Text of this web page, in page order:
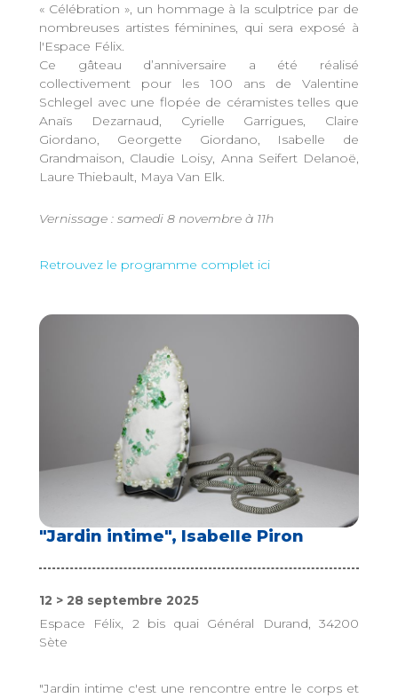
« Célébration », un hommage à la sculptrice par de
nombreuses artistes féminines, qui sera exposé à
l'Espace Félix.
Ce gâteau d’anniversaire a été réalisé
collectivement pour les 100 ans de Valentine
Schlegel avec une flopée de céramistes telles que
Anaïs Dezarnaud, Cyrielle Garrigues, Claire
Giordano, Georgette Giordano, Isabelle de
Grandmaison, Claudie Loisy, Anna Seifert Delanoë,
Laure Thiebault, Maya Van Elk.
Vernissage : samedi 8 novembre à 11h
Retrouvez le programme complet ici
"Jardin intime", Isabelle Piron
12 > 28 septembre 2025
Espace Félix, 2 bis quai Général Durand, 34200
Sète
"Jardin intime c'est une rencontre entre le corps et